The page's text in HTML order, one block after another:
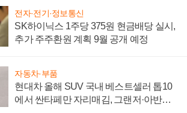
전자·전기·정보통신
SK하이닉스 1주당 375원 현금배당 실시,
추가 주주환원 계획 9월 공개 예정
자동차·부품
현대차 올해 SUV 국내 베스트셀러 톱10
에서 싼타페만 자리매김, 그랜저·아반떼